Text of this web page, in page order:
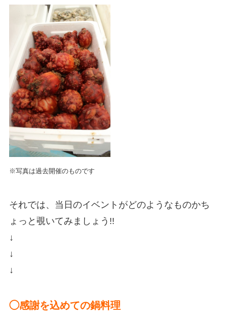
※写真は過去開催のものです
それでは、当日のイベントがどのようなものかち
ょっと覗いてみましょう!!
↓
↓
↓
◯感謝を込めての鍋料理